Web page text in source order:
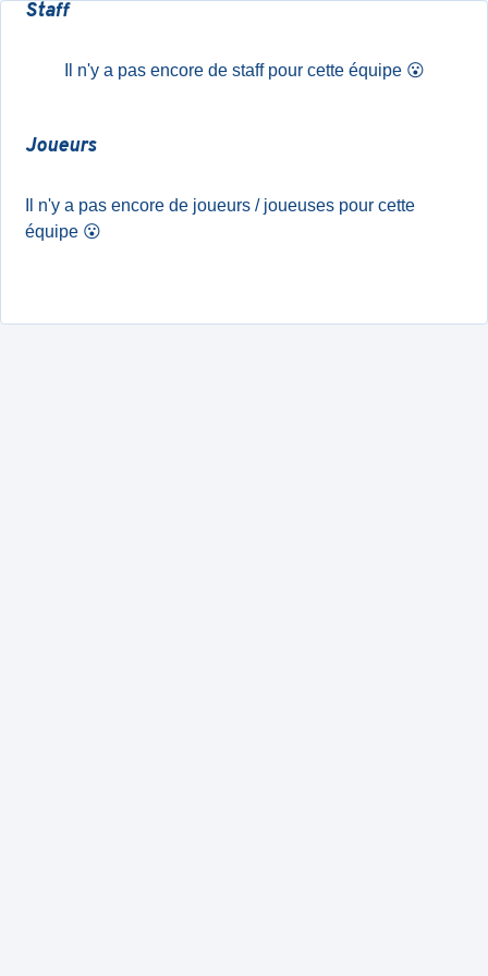
Staff
Il n'y a pas encore de staff pour cette équipe 😮
Joueurs
Il n'y a pas encore de joueurs / joueuses pour cette
équipe 😮